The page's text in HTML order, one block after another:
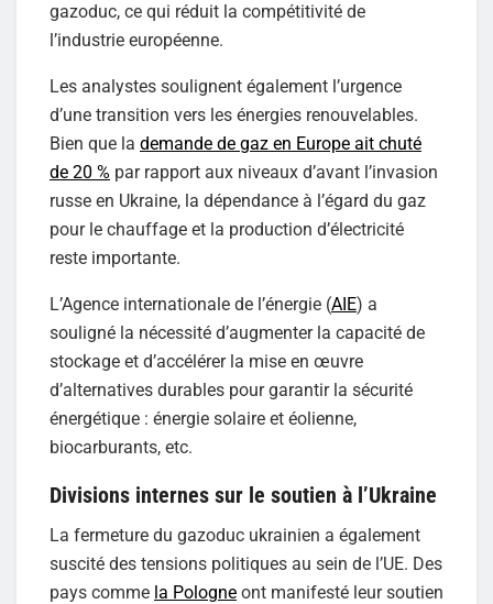
gazoduc, ce qui réduit la compétitivité de
l’industrie européenne.
Les analystes soulignent également l’urgence
d’une transition vers les énergies renouvelables.
Bien que la demande de gaz en Europe ait chuté
de 20 % par rapport aux niveaux d’avant l’invasion
russe en Ukraine, la dépendance à l’égard du gaz
pour le chauffage et la production d’électricité
reste importante.
L’Agence internationale de l’énergie (AIE) a
souligné la nécessité d’augmenter la capacité de
stockage et d’accélérer la mise en œuvre
d’alternatives durables pour garantir la sécurité
énergétique : énergie solaire et éolienne,
biocarburants, etc.
Divisions internes sur le soutien à l’Ukraine
La fermeture du gazoduc ukrainien a également
suscité des tensions politiques au sein de l’UE. Des
pays comme la Pologne ont manifesté leur soutien